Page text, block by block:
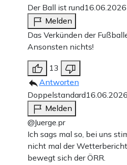
Der Ball ist rund
Melden
Das Verkünden der
Ansonsten nichts!
13
Antworten
Doppelstandard
Melden
@Juerge.pr
Ich sags mal so, bei uns
nicht mal der
bewegt sich der ÖRR.